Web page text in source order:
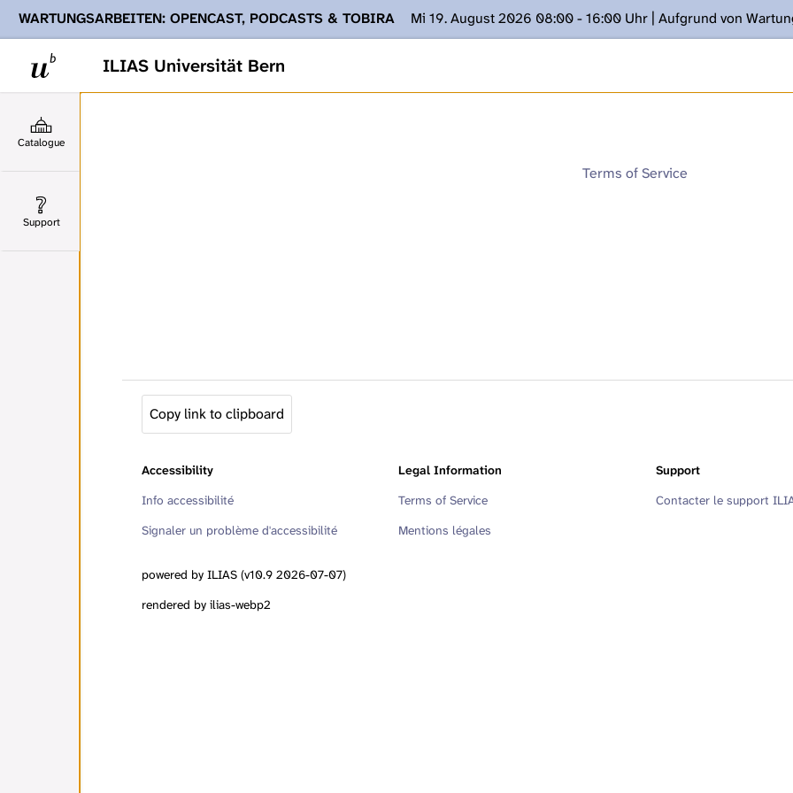
ILIAS Universität Bern
WARTUNGSARBEITEN: OPENCAST, PODCASTS & TOBIRA
Mi 19. August 2026 08:00 - 16:00 Uhr | Aufgrund von
Ihnen Podcasts, Opencast-Videos und Tobira nicht zur Verfügung stehen. Kontakt: www.podcast.unibe.ch
Catalogue
Support
Terms of Service
Copy link to clipboard
Accessibility
Info accessibilité
Signaler un problème d'accessibilité
Legal Information
Terms of Service
Mentions légales
Support
Contacter le support
powered by ILIAS (v10.9 2026-07-07)
rendered by ilias-webp2